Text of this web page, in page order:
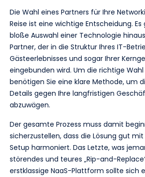
Die Wahl eines Partners für Ihre
Reise ist eine wichtige Entscheidung.
bloße Auswahl einer Technologie
Partner, der in die Struktur Ihres IT-
Gästeerlebnisses und sogar Ihrer
eingebunden wird. Um die richtige
benötigen Sie eine klare Methode, um
Details gegen Ihre langfristigen
abzuwägen.
Der gesamte Prozess muss damit
sicherzustellen, dass die Lösung gut
Setup harmoniert. Das Letzte, was
störendes und teures „Rip-and-
erstklassige NaaS-Plattform sollte sich